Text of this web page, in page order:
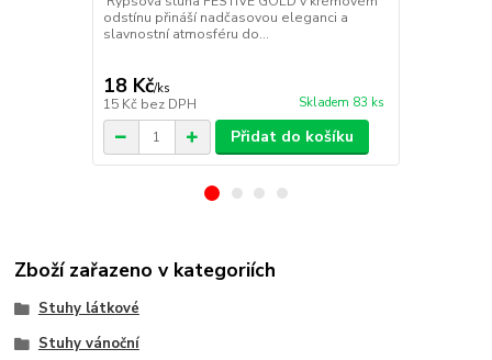
odstínu přináší nadčasovou eleganci a
slavnostní atmosféru do...
18 Kč/ks
15 Kč bez DPH Skladem 83 ks
Přidat do košíku
Zboží zařazeno v kategoriích
Stuhy látkové
Stuhy vánoční